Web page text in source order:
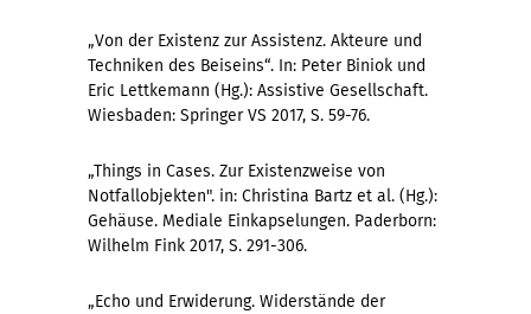
„Von der Existenz zur Assistenz. Akteure und
Techniken des Beiseins“. In: Peter Biniok und
Eric Lettkemann (Hg.): Assistive Gesellschaft.
Wiesbaden: Springer VS 2017, S. 59-76.
„Things in Cases. Zur Existenzweise von
Notfallobjekten". in: Christina Bartz et al. (Hg.):
Gehäuse. Mediale Einkapselungen. Paderborn:
Wilhelm Fink 2017, S. 291-306.
„Echo und Erwiderung. Widerstände der